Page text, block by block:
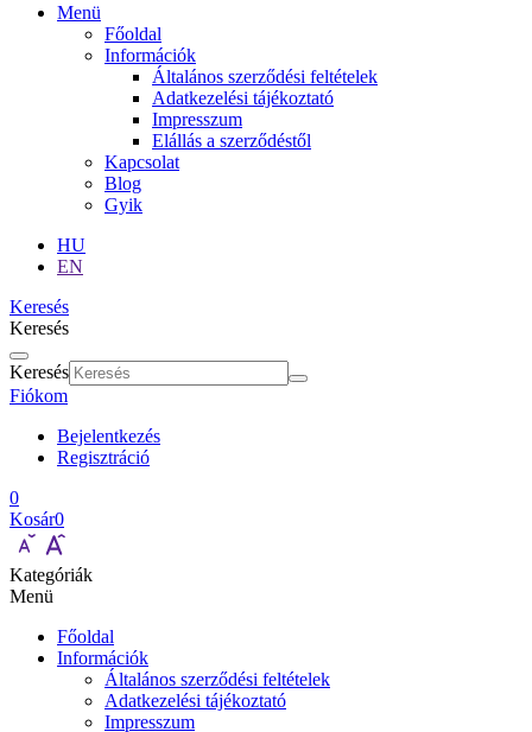
Menü
Főoldal
Információk
Általános szerződési feltételek
Adatkezelési tájékoztató
Impresszum
Elállás a szerződéstől
Kapcsolat
Blog
Gyik
HU
EN
Keresés
Keresés
Keresés
Fiókom
Bejelentkezés
Regisztráció
0
Kosár0
Kategóriák
Menü
Főoldal
Információk
Általános szerződési feltételek
Adatkezelési tájékoztató
Impresszum